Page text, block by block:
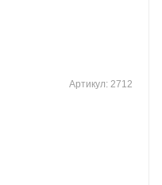
Артикул: 2712